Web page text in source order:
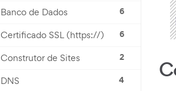
6
Banco de Dados
6
Certificado SSL (https://)
2
Construtor de Sites
4
DNS